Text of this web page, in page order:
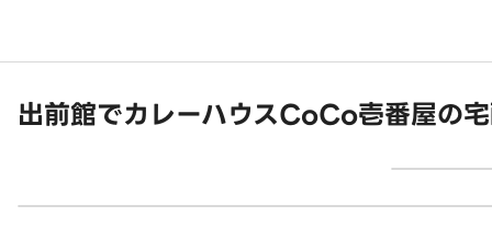
出前館でカレーハウスCoCo壱番屋の